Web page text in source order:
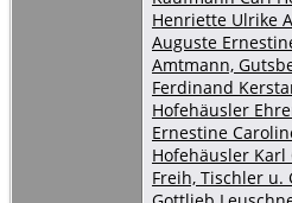
Henriette Ulrike
Auguste
Amtmann,
Ferdinand
Hofehäusler
Ernestine
Hofehäusler
Freih, Tischler u.